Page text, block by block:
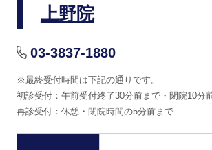
上野院
03-3837-1880
※最終受付時間は下記の通りです。
初診受付：午前受付終了30分前まで・閉院10分
再診受付：休憩・閉院時間の5分前まで